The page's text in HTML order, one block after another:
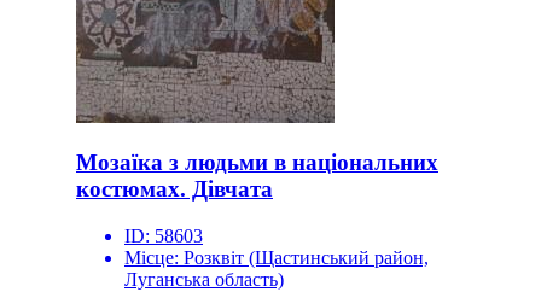
Мозаїка з людьми в національних
костюмах. Дівчата
ID: 58603
Місце: Розквіт (Щастинський район,
Луганська область)